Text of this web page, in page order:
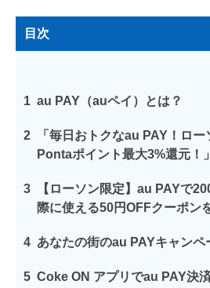
目次
1 au PAY（auペイ）とは？
2
「毎日おトクなau PAY！ロ
Pontaポイント最大3%還元！」
3
【ローソン限定】au PAYで
際に使える50円OFFクーポン
4 あなたの街のau PAYキャンペ
5 Coke ON アプリでau PAY決